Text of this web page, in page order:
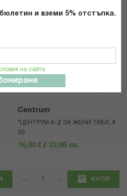
и вземи 5% отстъпка.
на сайта
Centrum
*ЦЕНТРУМ A-Z ЗА ЖЕНИ ТАБЛ. Х
30
16,80 € / 32,86 лв.
КУПИ